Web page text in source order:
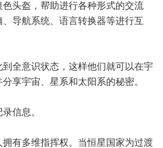
头盔，帮助进行各种形式的交流
导航系统、语言转换器等进行互
全意识状态，这样他们就可以在宇
享宇宙、星系和太阳系的秘密。
信息。
有多维指挥权。当恒星国家为过渡